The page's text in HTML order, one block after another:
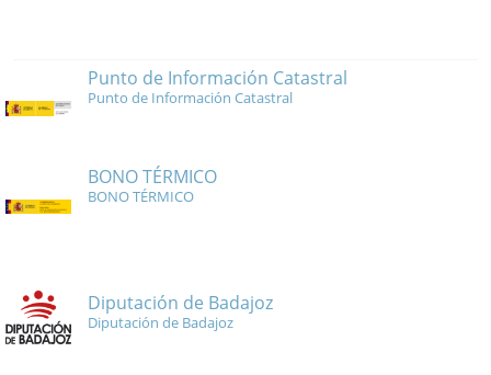
Punto de Información Catastral
Punto de Información Catastral
BONO TÉRMICO
BONO TÉRMICO
Diputación de Badajoz
Diputación de Badajoz